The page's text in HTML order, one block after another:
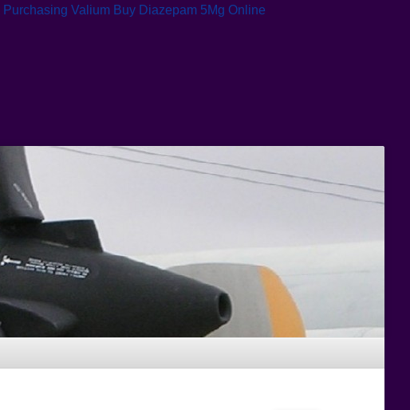
Purchasing Valium Buy Diazepam 5Mg Online